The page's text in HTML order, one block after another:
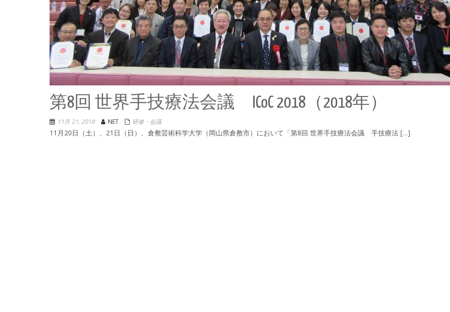
第8回 世界手技療法会議 ICoC 2018（2018年）
11月 21, 2018 NET 研修・会議
11月20日（土）、21日（日）、倉敷芸術科学大学（岡山県倉敷市）において「第8回 世界手技療法会議 手技療法 […]